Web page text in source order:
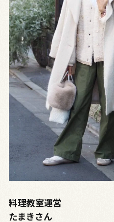
料理教室運営
たまきさん